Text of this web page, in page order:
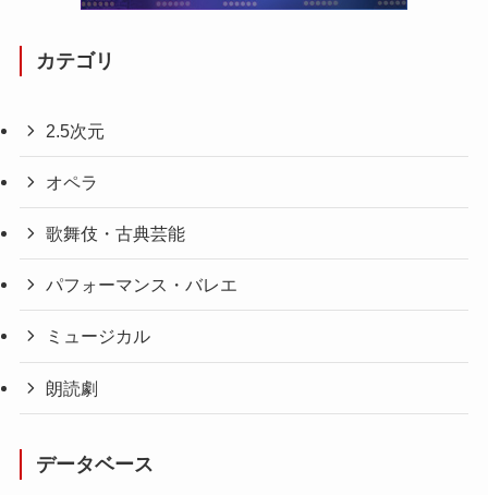
カテゴリ
2.5次元
オペラ
歌舞伎・古典芸能
パフォーマンス・バレエ
ミュージカル
朗読劇
データベース